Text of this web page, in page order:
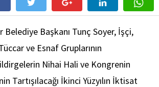
Belediye Başkanı Tunç Soyer, İşçi,
ve Esnaf Gruplarının
Nihai Hali ve Kongrenin
Tartışılacağı İkinci Yüzyılın İktisat